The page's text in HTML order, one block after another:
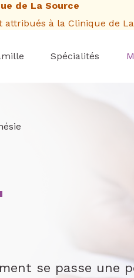
de La Source
à la Clinique de
Spécialités
se passe une